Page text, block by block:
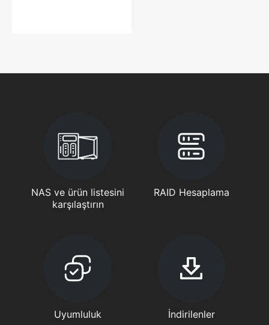
NAS ve ürün listesini
karşılaştırın
RAID Hesaplama
Uyumluluk İndirilenler